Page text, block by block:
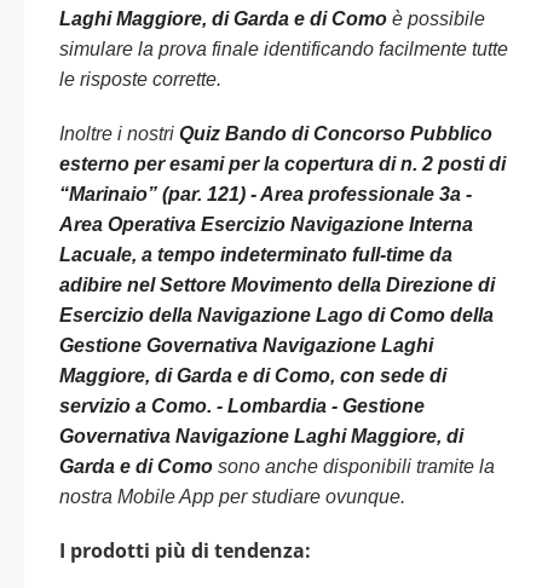
Laghi Maggiore, di Garda e di Como è possibile
simulare la prova finale identificando facilmente tutte
le risposte corrette.
Inoltre i nostri Quiz Bando di Concorso Pubblico
esterno per esami per la copertura di n. 2 posti di
“Marinaio” (par. 121) - Area professionale 3a -
Area Operativa Esercizio Navigazione Interna
Lacuale, a tempo indeterminato full-time da
adibire nel Settore Movimento della Direzione di
Esercizio della Navigazione Lago di Como della
Gestione Governativa Navigazione Laghi
Maggiore, di Garda e di Como, con sede di
servizio a Como. - Lombardia - Gestione
Governativa Navigazione Laghi Maggiore, di
Garda e di Como sono anche disponibili tramite la
nostra Mobile App per studiare ovunque.
I prodotti più di tendenza: